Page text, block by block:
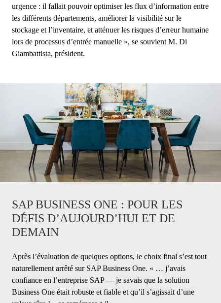
urgence : il fallait pouvoir optimiser les flux d’information entre
les différents départements, améliorer la visibilité sur le
stockage et l’inventaire, et atténuer les risques d’erreur humaine
lors de processus d’entrée manuelle », se souvient M. Di
Giambattista, président.
SAP BUSINESS ONE : POUR LES
DÉFIS D’AUJOURD’HUI ET DE
DEMAIN
Après l’évaluation de quelques options, le choix final s’est tout
naturellement arrêté sur SAP Business One. « … j’avais
confiance en l’entreprise SAP — je savais que la solution
Business One était robuste et fiable et qu’il s’agissait d’une